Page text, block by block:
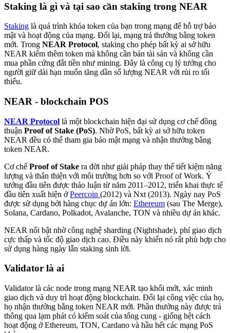
Staking là gì và tại sao cần staking trong NEAR
Staking là quá trình khóa token của bạn trong mạng để hỗ trợ bảo
mật và hoạt động của mạng. Đổi lại, mạng trả thưởng bằng token
mới. Trong NEAR Protocol, staking cho phép bất kỳ ai sở hữu
NEAR kiếm thêm token mà không cần bán tài sản và không cần
mua phần cứng đắt tiền như mining. Đây là công cụ lý tưởng cho
người giữ dài hạn muốn tăng dần số lượng NEAR với rủi ro tối
thiểu.
NEAR - blockchain POS
NEAR Protocol là một blockchain hiện đại sử dụng cơ chế đồng
thuận Proof of Stake (PoS). Nhờ PoS, bất kỳ ai sở hữu token
NEAR đều có thể tham gia bảo mật mạng và nhận thưởng bằng
token NEAR.
Cơ chế Proof of Stake ra đời như giải pháp thay thế tiết kiệm năng
lượng và thân thiện với môi trường hơn so với Proof of Work. Ý
tưởng đầu tiên được thảo luận từ năm 2011–2012, triển khai thực tế
đầu tiên xuất hiện ởPeercoin (2012) và Nxt (2013). Ngày nay PoS
được sử dụng bởi hàng chục dự án lớn: Ethereum (sau The Merge),
Solana, Cardano, Polkadot, Avalanche, TON và nhiều dự án khác.
NEAR nổi bật nhờ công nghệ sharding (Nightshade), phí giao dịch
cực thấp và tốc độ giao dịch cao. Điều này khiến nó rất phù hợp cho
sử dụng hàng ngày lẫn staking sinh lời.
Validator là ai
Validator là các node trong mạng NEAR tạo khối mới, xác minh
giao dịch và duy trì hoạt động blockchain. Đổi lại công việc của họ,
họ nhận thưởng bằng token NEAR mới. Phần thưởng này được trả
thông qua lạm phát có kiểm soát của tổng cung - giống hệt cách
hoạt động ở Ethereum, TON, Cardano và hầu hết các mạng PoS